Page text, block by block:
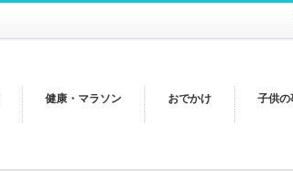
健康・マラソン おでかけ 子供の